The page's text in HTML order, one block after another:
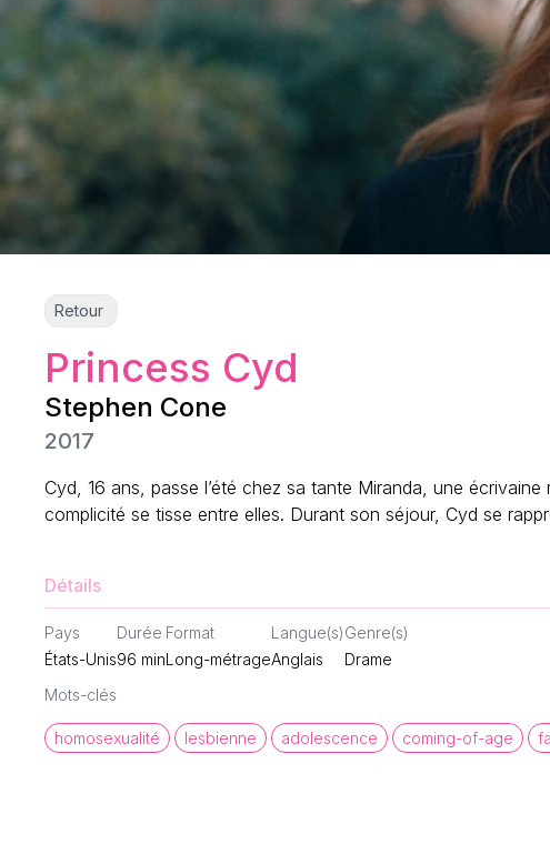
Retour
Princess Cyd
Stephen Cone
2017
Cyd, 16 ans, passe l’été chez sa tante Miranda, une
complicité se tisse entre elles. Durant son séjour, Cyd se
Détails
Pays
États-Unis
Durée
96 min
Format
Long-métrage
Langue(s)
Anglais
Genre(s)
Drame
Mots-clés
homosexualité lesbienne adolescence coming-of-age